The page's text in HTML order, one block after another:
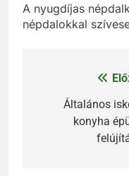
A nyugdíjas
népdalokkal
Bejegyzés
navigáció
Általános
konyha